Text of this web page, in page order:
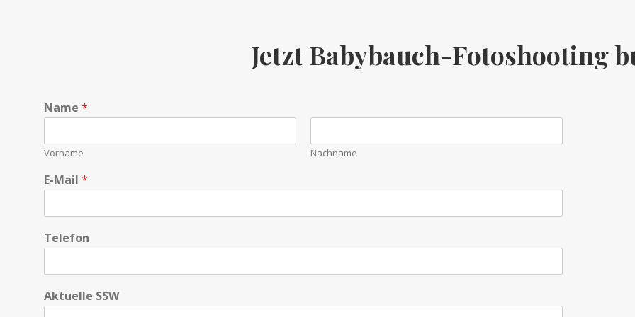
Jetzt Babybauch-Fotoshooting
Name *
Vorname Nachname
E-Mail *
N
a
e
k
Telefon
N
a
Aktuelle SSW